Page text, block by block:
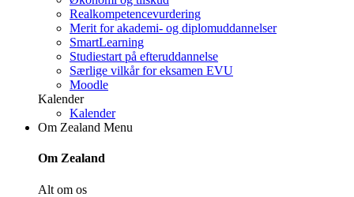
Realkompetencevurdering
Merit for akademi- og diplomuddannelser
SmartLearning
Studiestart på efteruddannelse
Særlige vilkår for eksamen EVU
Moodle
Kalender
Kalender
Om Zealand Menu
Om Zealand
Alt om os